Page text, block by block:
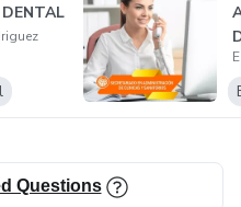
Questions